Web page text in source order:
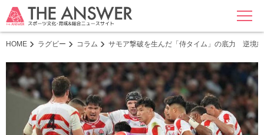
MENU
HOME ラグビー コラム サモア撃破を生んだ「侍タイム」の底力 逆境